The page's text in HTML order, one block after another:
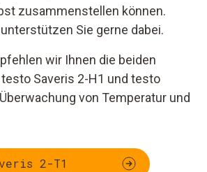
zusammenstellen können.
Sie gerne dabei.
wir Ihnen die beiden
Saveris 2-H1 und testo
von Temperatur und
2-T1